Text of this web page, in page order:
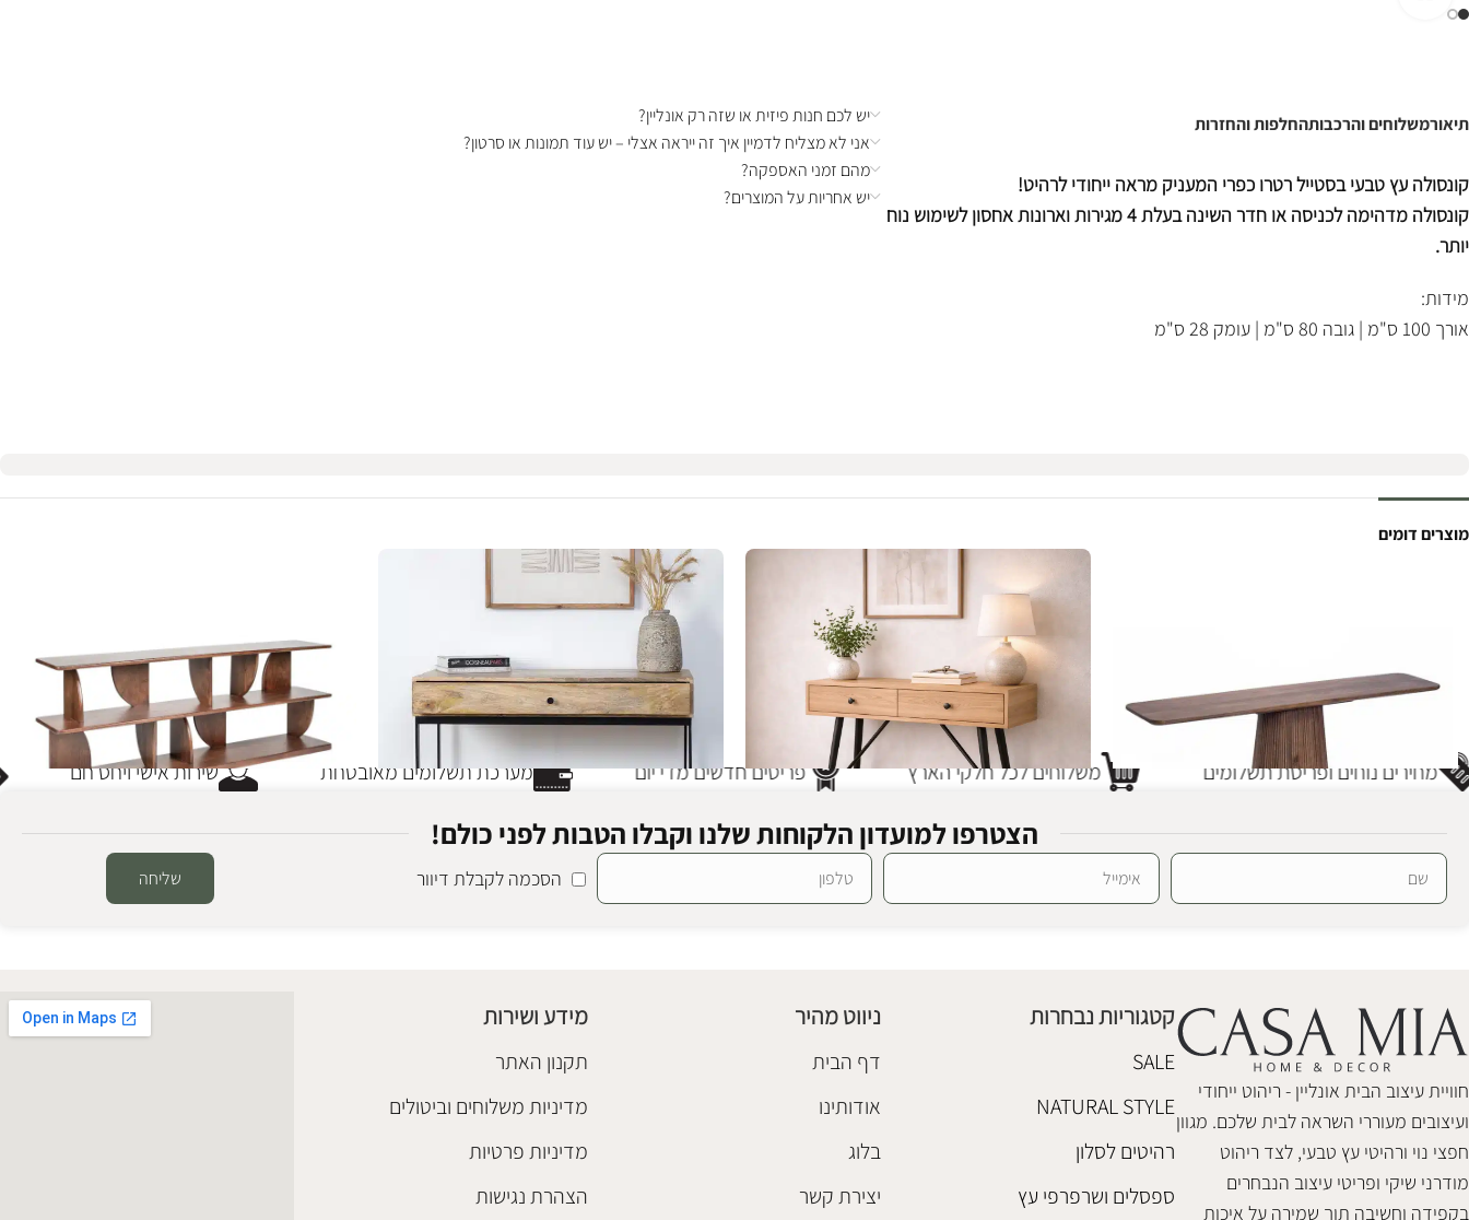
תיאורמשלוחים והרכבותהחלפות והחזרות
קונסולה עץ טבעי בסטייל רטרו כפרי המעניק מראה ייחודי לרהיט!
קונסולה מדהימה לכניסה או חדר השינה בעלת 4 מגירות וארונות אחסון לשימוש נוח
יותר.
מידות:
אורך 100 ס"מ | גובה 80 ס"מ | עומק 28 ס"מ
יש לכם חנות פיזית או שזה רק אונליין?
אני לא מצליח לדמיין איך זה ייראה אצלי – יש עוד תמונות או סרטון?
מהם זמני האספקה?
יש אחריות על המוצרים?
מוצרים דומים
קונסולה ליבינג וולנט
הוספה לסל
קונסולה עץ אדיסון
בחר אפשרויות
SALE
שידה מדפים ליב וולנט
שירות אישי ויחס חם מערכת תשלומים מאובטחת פריטים חדשים מדי יום משלוחים לכל חלקי הארץ מחירים נוחים ופריסת תשלומים
הצטרפו למועדון הלקוחות שלנו וקבלו הטבות לפני כולם!
הסכמה לקבלת דיוור שליחה
חוויית עיצוב הבית אונליין - ריהוט ייחודי
ועיצובים מעוררי השראה לבית שלכם. מגוון
חפצי נוי ורהיטי עץ טבעי, לצד ריהוט
מודרני שיקי ופריטי עיצוב הנבחרים
בקפידה וחשיבה תוך שמירה על איכות
קטגוריות נבחרות
SALE
NATURAL STYLE
רהיטים לסלון
ספסלים ושרפרפי עץ
ניווט מהיר
דף הבית
אודותינו
בלוג
יצירת קשר
מידע ושירות
תקנון האתר
מדיניות משלוחים וביטולים
מדיניות פרטיות
הצהרת נגישות